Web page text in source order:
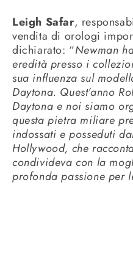
Leigh Safar,
vendita di orologi
dichiarato: “Newman
eredità presso i
sua influenza sul
Daytona. Quest’anno
Daytona e noi siamo
questa pietra miliare
indossati e posseduti
Hollywood, che
condivideva con la
profonda passione per